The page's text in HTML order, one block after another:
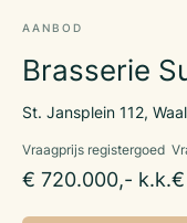
AANBOD
Brasserie
St. Jansplein 112,
Vraagprijs registergoed
€ 720.000,- k.k.